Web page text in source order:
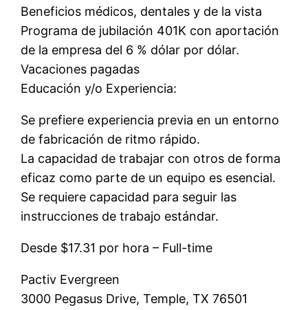
Beneficios médicos, dentales y de la vista
Programa de jubilación 401K con aportación
de la empresa del 6 % dólar por dólar.
Vacaciones pagadas
Educación y/o Experiencia:
Se prefiere experiencia previa en un entorno
de fabricación de ritmo rápido.
La capacidad de trabajar con otros de forma
eficaz como parte de un equipo es esencial.
Se requiere capacidad para seguir las
instrucciones de trabajo estándar.
Desde $17.31 por hora – Full-time
Pactiv Evergreen
3000 Pegasus Drive, Temple, TX 76501